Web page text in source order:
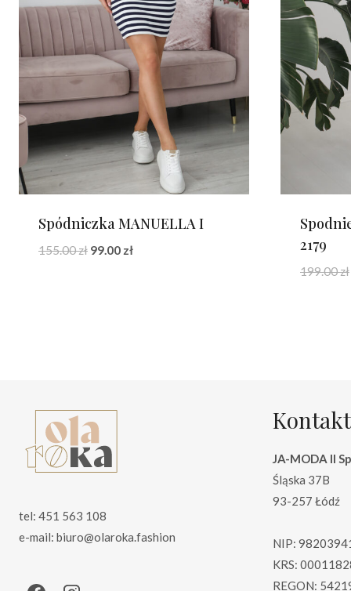
Spódniczka MANUELLA I
155.00zł Pierwotna
99.00 złAktualna
2179
199.00zł
tel: 451 563 108
e-mail: biuro@olaroka.fashion
Kontakt
JA-MODA II
Śląska 37B
93-257 Łódź
NIP:
KRS:
REGON: